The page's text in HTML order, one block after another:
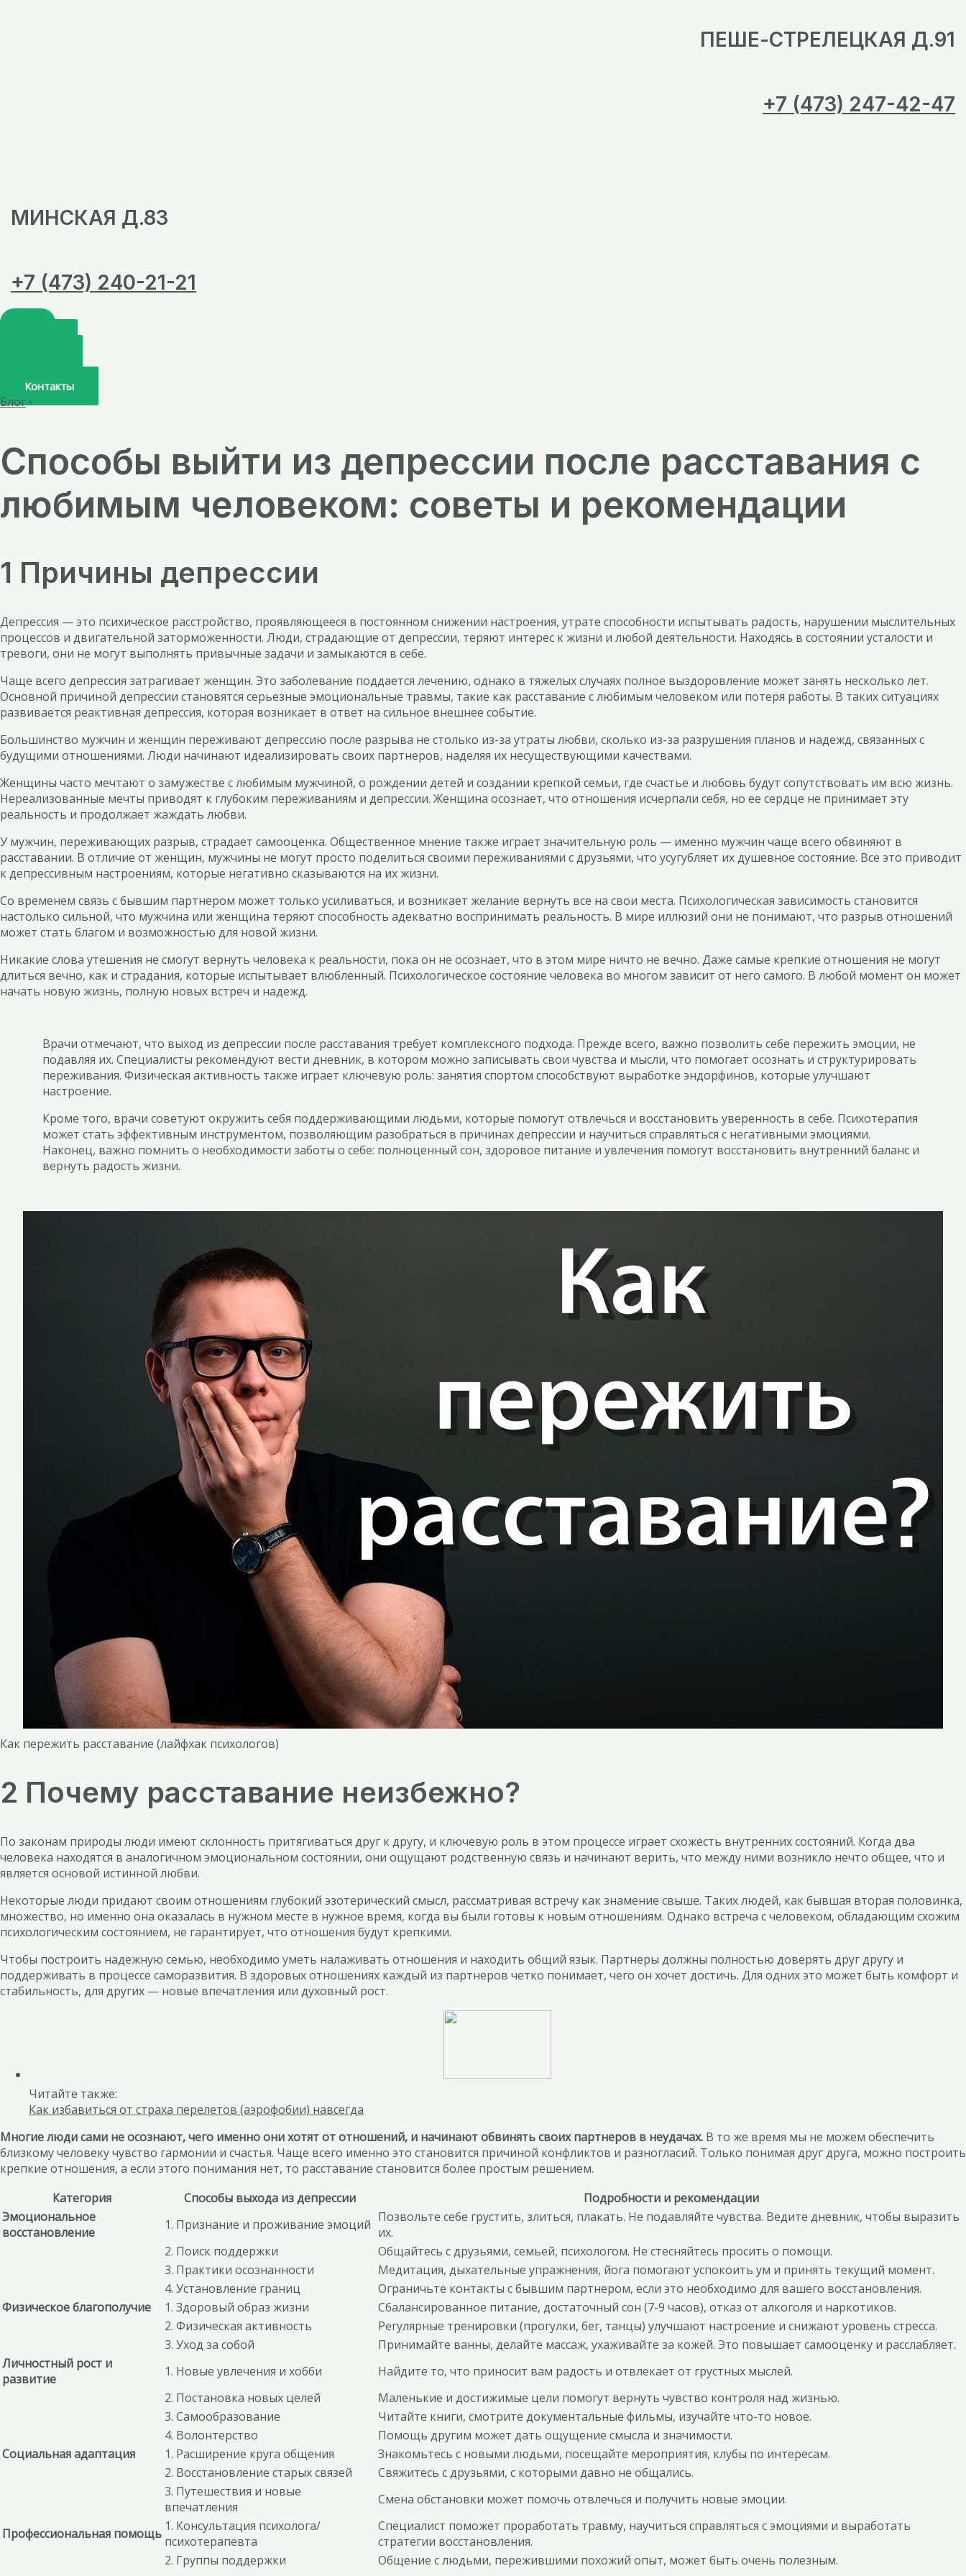
ПЕШЕ-СТРЕЛЕЦКАЯ Д.91
+7 (473) 247-42-47
МИНСКАЯ Д.83
+7 (473) 240-21-21
Контакты
Блог›
Способы выйти из депрессии после расставания с
любимым человеком: советы и рекомендации
1 Причины депрессии
Депрессия — это психическое расстройство, проявляющееся в постоянном снижении настроения, утрате способности испытывать радость, нарушении мыслительных
процессов и двигательной заторможенности. Люди, страдающие от депрессии, теряют интерес к жизни и любой деятельности. Находясь в состоянии усталости и
тревоги, они не могут выполнять привычные задачи и замыкаются в себе.
Чаще всего депрессия затрагивает женщин. Это заболевание поддается лечению, однако в тяжелых случаях полное выздоровление может занять несколько лет.
Основной причиной депрессии становятся серьезные эмоциональные травмы, такие как расставание с любимым человеком или потеря работы. В таких ситуациях
развивается реактивная депрессия, которая возникает в ответ на сильное внешнее событие.
Большинство мужчин и женщин переживают депрессию после разрыва не столько из-за утраты любви, сколько из-за разрушения планов и надежд, связанных с
будущими отношениями. Люди начинают идеализировать своих партнеров, наделяя их несуществующими качествами.
Женщины часто мечтают о замужестве с любимым мужчиной, о рождении детей и создании крепкой семьи, где счастье и любовь будут сопутствовать им всю жизнь.
Нереализованные мечты приводят к глубоким переживаниям и депрессии. Женщина осознает, что отношения исчерпали себя, но ее сердце не принимает эту
реальность и продолжает жаждать любви.
У мужчин, переживающих разрыв, страдает самооценка. Общественное мнение также играет значительную роль — именно мужчин чаще всего обвиняют в
расставании. В отличие от женщин, мужчины не могут просто поделиться своими переживаниями с друзьями, что усугубляет их душевное состояние. Все это приводит
к депрессивным настроениям, которые негативно сказываются на их жизни.
Со временем связь с бывшим партнером может только усиливаться, и возникает желание вернуть все на свои места. Психологическая зависимость становится
настолько сильной, что мужчина или женщина теряют способность адекватно воспринимать реальность. В мире иллюзий они не понимают, что разрыв отношений
может стать благом и возможностью для новой жизни.
Никакие слова утешения не смогут вернуть человека к реальности, пока он не осознает, что в этом мире ничто не вечно. Даже самые крепкие отношения не могут
длиться вечно, как и страдания, которые испытывает влюбленный. Психологическое состояние человека во многом зависит от него самого. В любой момент он может
начать новую жизнь, полную новых встреч и надежд.
Врачи отмечают, что выход из депрессии после расставания требует комплексного подхода. Прежде всего, важно позволить себе пережить эмоции, не
подавляя их. Специалисты рекомендуют вести дневник, в котором можно записывать свои чувства и мысли, что помогает осознать и структурировать
переживания. Физическая активность также играет ключевую роль: занятия спортом способствуют выработке эндорфинов, которые улучшают
настроение.
Кроме того, врачи советуют окружить себя поддерживающими людьми, которые помогут отвлечься и восстановить уверенность в себе. Психотерапия
может стать эффективным инструментом, позволяющим разобраться в причинах депрессии и научиться справляться с негативными эмоциями.
Наконец, важно помнить о необходимости заботы о себе: полноценный сон, здоровое питание и увлечения помогут восстановить внутренний баланс и
вернуть радость жизни.
Как пережить расставание (лайфхак психологов)
2 Почему расставание неизбежно?
По законам природы люди имеют склонность притягиваться друг к другу, и ключевую роль в этом процессе играет схожесть внутренних состояний. Когда два
человека находятся в аналогичном эмоциональном состоянии, они ощущают родственную связь и начинают верить, что между ними возникло нечто общее, что и
является основой истинной любви.
Некоторые люди придают своим отношениям глубокий эзотерический смысл, рассматривая встречу как знамение свыше. Таких людей, как бывшая вторая половинка,
множество, но именно она оказалась в нужном месте в нужное время, когда вы были готовы к новым отношениям. Однако встреча с человеком, обладающим схожим
психологическим состоянием, не гарантирует, что отношения будут крепкими.
Чтобы построить надежную семью, необходимо уметь налаживать отношения и находить общий язык. Партнеры должны полностью доверять друг другу и
поддерживать в процессе саморазвития. В здоровых отношениях каждый из партнеров четко понимает, чего он хочет достичь. Для одних это может быть комфорт и
стабильность, для других — новые впечатления или духовный рост.
Читайте также:
Как избавиться от страха перелетов (аэрофобии) навсегда
Многие люди сами не осознают, чего именно они хотят от отношений, и начинают обвинять своих партнеров в неудачах. В то же время мы не можем обеспечить
близкому человеку чувство гармонии и счастья. Чаще всего именно это становится причиной конфликтов и разногласий. Только понимая друг друга, можно построить
крепкие отношения, а если этого понимания нет, то расставание становится более простым решением.
Категория
Способы выхода из депрессии
Подробности и рекомендации
Эмоциональное
восстановление
1. Признание и проживание эмоций Позвольте себе грустить, злиться, плакать. Не подавляйте чувства. Ведите дневник, чтобы выразить
их.
2. Поиск поддержки
Общайтесь с друзьями, семьей, психологом. Не стесняйтесь просить о помощи.
3. Практики осознанности
Медитация, дыхательные упражнения, йога помогают успокоить ум и принять текущий момент.
4. Установление границ
Ограничьте контакты с бывшим партнером, если это необходимо для вашего восстановления.
Физическое благополучие
1. Здоровый образ жизни
Сбалансированное питание, достаточный сон (7-9 часов), отказ от алкоголя и наркотиков.
2. Физическая активность
Регулярные тренировки (прогулки, бег, танцы) улучшают настроение и снижают уровень стресса.
3. Уход за собой
Принимайте ванны, делайте массаж, ухаживайте за кожей. Это повышает самооценку и расслабляет.
Личностный рост и
развитие
1. Новые увлечения и хобби
Найдите то, что приносит вам радость и отвлекает от грустных мыслей.
2. Постановка новых целей
Маленькие и достижимые цели помогут вернуть чувство контроля над жизнью.
3. Самообразование
Читайте книги, смотрите документальные фильмы, изучайте что-то новое.
4. Волонтерство
Помощь другим может дать ощущение смысла и значимости.
Социальная адаптация
1. Расширение круга общения
Знакомьтесь с новыми людьми, посещайте мероприятия, клубы по интересам.
2. Восстановление старых связей
Свяжитесь с друзьями, с которыми давно не общались.
3. Путешествия и новые
впечатления
Смена обстановки может помочь отвлечься и получить новые эмоции.
Профессиональная помощь 1. Консультация психолога/
психотерапевта
Специалист поможет проработать травму, научиться справляться с эмоциями и выработать
стратегии восстановления.
2. Группы поддержки
Общение с людьми, пережившими похожий опыт, может быть очень полезным.